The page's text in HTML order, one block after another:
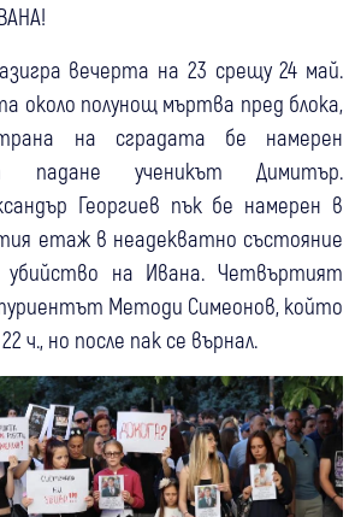
вечерта на 23 срещу 24 май.
около полунощ мъртва пред блока,
на сградата бе намерен
падане ученикът Димитър.
Георгиев пък бе намерен в
етаж в неадекватно състояние
на Ивана. Четвъртият
Методи Симеонов, който
ч., но после пак се върнал.